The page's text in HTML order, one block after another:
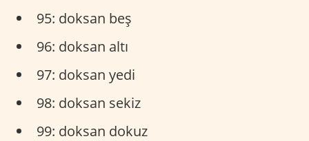
95: doksan beş
96: doksan altı
97: doksan yedi
98: doksan sekiz
99: doksan dokuz